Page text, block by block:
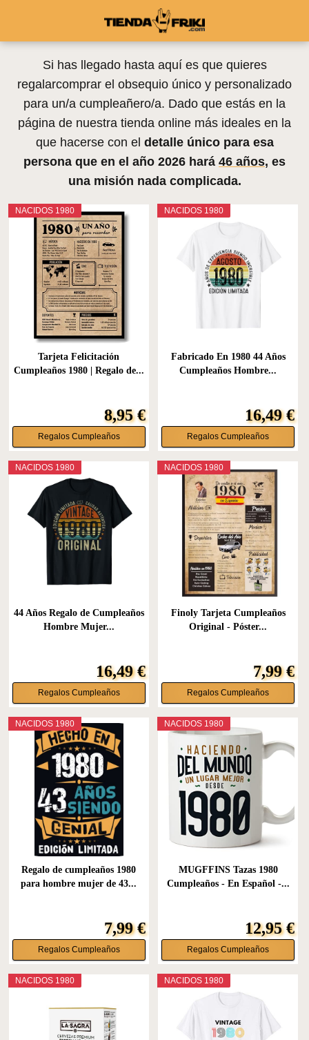
Si has llegado hasta aquí es que quieres
regalarcomprar el obsequio único y personalizado
para un/a cumpleañero/a. Dado que estás en la
página de nuestra tienda online más ideales en la
que hacerse con el detalle único para esa
persona que en el año 2026 hará 46 años, es
una misión nada complicada.
NACIDOS 1980
Tarjeta Felicitación
Cumpleaños 1980 | Regalo de...
8,95 €
Regalos Cumpleaños
NACIDOS 1980
Fabricado En 1980 44 Años
Cumpleaños Hombre...
16,49 €
Regalos Cumpleaños
NACIDOS 1980
44 Años Regalo de Cumpleaños
Hombre Mujer...
16,49 €
Regalos Cumpleaños
NACIDOS 1980
Finoly Tarjeta Cumpleaños
Original - Póster...
7,99 €
Regalos Cumpleaños
NACIDOS 1980
Regalo de cumpleaños 1980
para hombre mujer de 43...
7,99 €
Regalos Cumpleaños
NACIDOS 1980
MUGFFINS Tazas 1980
Cumpleaños - En Español -...
12,95 €
Regalos Cumpleaños
NACIDOS 1980 NACIDOS 1980